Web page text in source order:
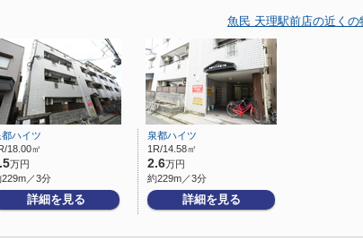
魚民 天理駅前店の近くの
都ハイツ
18.00㎡
万円
229m／3分
詳細を見る
泉都ハイツ
1R/14.58㎡
2.6万円
約229m／3分
詳細を見る